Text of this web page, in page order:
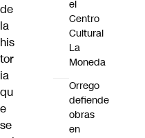
de
la
his
tor
ia
qu
e
se
el
Centro
Cultural
La
Moneda
Orrego
defiende
obras
en